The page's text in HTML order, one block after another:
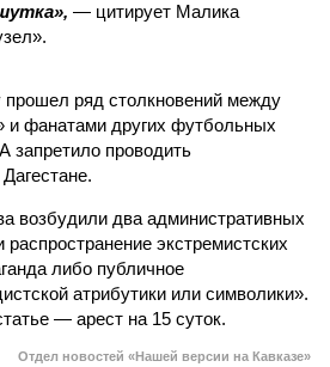
— цитирует Малика
прошел ряд столкновений между
фанатами других футбольных
запретило проводить
возбудили два административных
экстремистских
либо публичное
атрибутики или символики».
— арест на 15 суток.
Отдел новостей «Нашей версии на Кавказе»